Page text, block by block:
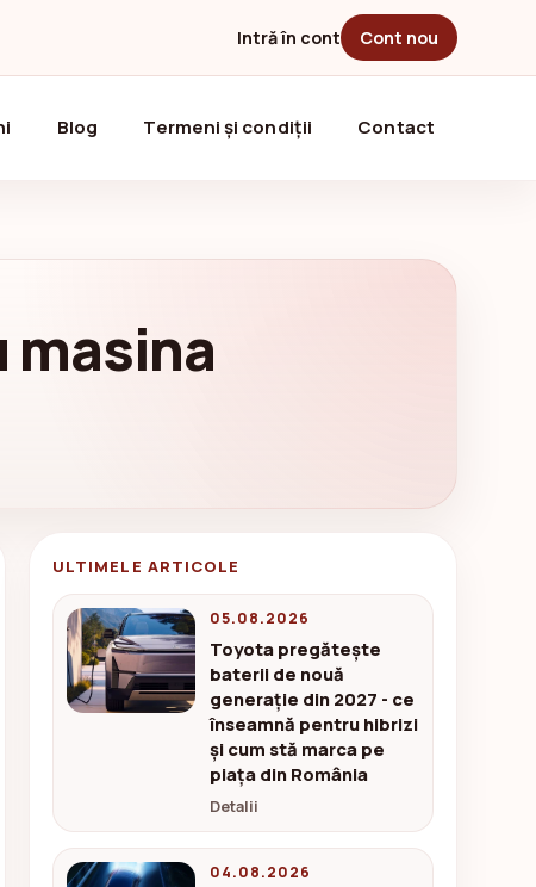
Intră în cont Cont nou
Blog Termeni și condiții Contact
masina
ULTIMELE ARTICOLE
05.08.2026
Toyota pregătește
baterii de nouă
generație din 2027 - ce
înseamnă pentru hibrizi
și cum stă marca pe
piața din România
Detalii
04.08.2026